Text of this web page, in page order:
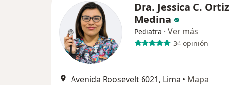
Dra. Jessica C. Ortiz
Medina
Pediatra · Ver más
34 opinión
Avenida Roosevelt 6021, Lima • Mapa